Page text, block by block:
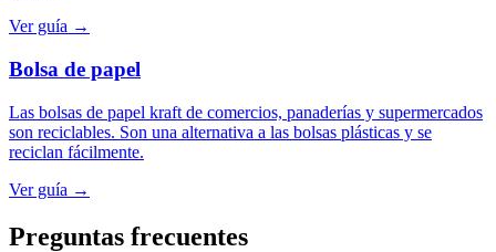
Ver guía →
Bolsa de papel
Las bolsas de papel kraft de comercios, panaderías y supermercados
son reciclables. Son una alternativa a las bolsas plásticas y se
reciclan fácilmente.
Ver guía →
Preguntas frecuentes